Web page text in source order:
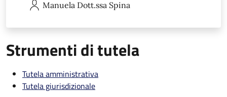
Manuela Dott.ssa Spina
Strumenti di tutela
Tutela amministrativa
Tutela giurisdizionale